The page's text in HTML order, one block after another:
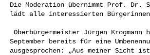
Die Moderation übernimmt Prof. Dr.
lädt alle interessierten
September bereits für eine
ausgesprochen: „Aus meiner